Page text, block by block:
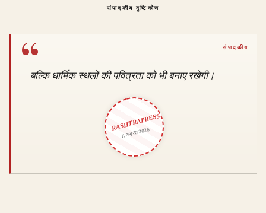
संपादकीय दृष्टिकोण
बल्कि धार्मिक स्थलों की पवित्रता को भी बनाए रखेगी।
RASHTRAPRESS
6 अगस्त 2026